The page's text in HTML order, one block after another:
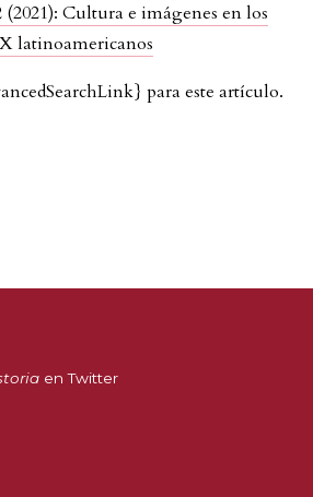
Cultura e imágenes en los
latinoamericanos
para este artículo.
en Twitter